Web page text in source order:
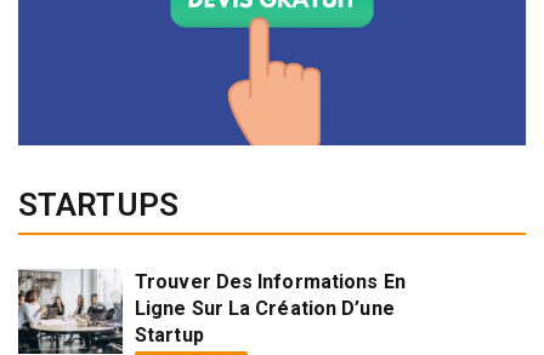
STARTUPS
Trouver Des Informations En
Ligne Sur La Création D’une
Startup